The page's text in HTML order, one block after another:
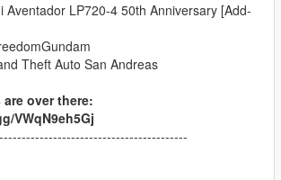
Aventador LP720-4 50th Anniversary [Add-
Theft Auto San Andreas
over there:
VWqN9eh5Gj